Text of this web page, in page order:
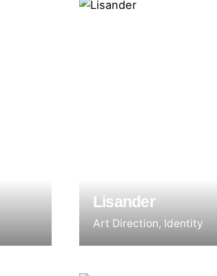
Lisander
Art Direction Identity